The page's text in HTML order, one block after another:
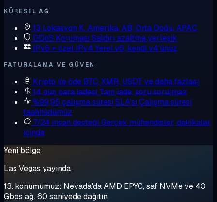
KÜRESEL AĞ
13 Lokasyon K. Amerika, AB, Orta Doğu, APAC
DDoS Koruması Saldırı azaltma yerleşik
IPv6 + özel IPv4 Yerel v6, kendi v4'ünüz
FATURALAMA VE GÜVEN
Kripto ile öde BTC, XMR, USDT ve daha fazlası
14 gün para iadesi Tam iade, soru sorulmaz
%99,95 çalışma süresi SLA'sı Çalışma süresi
taahhüdümüz
7/24 insan desteği Gerçek mühendisler, dakikalar
içinde
Yeni bölge
Las Vegas yayında
13. konumumuz: Nevada'da AMD EPYC, saf NVMe ve 40
Gbps ağ. 60 saniyede dağıtın.